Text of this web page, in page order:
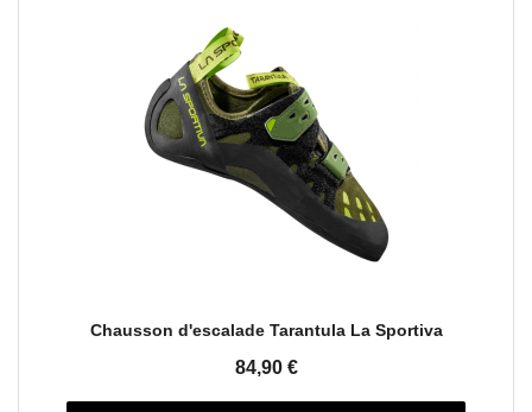
Aperçu rapide
Chausson d'escalade Tarantula La Sportiva
84,90 €